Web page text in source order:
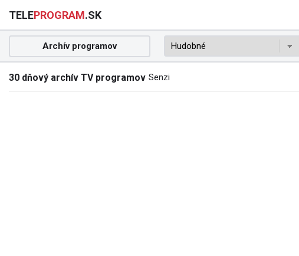
TELEPROGRAM.SK
Archív programov
30 dňový archív TV programov Senzi